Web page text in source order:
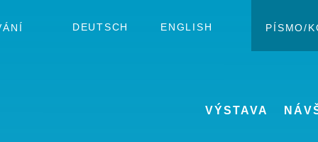
DEUTSCH ENGLISH PÍSMO/
VÝSTAVA